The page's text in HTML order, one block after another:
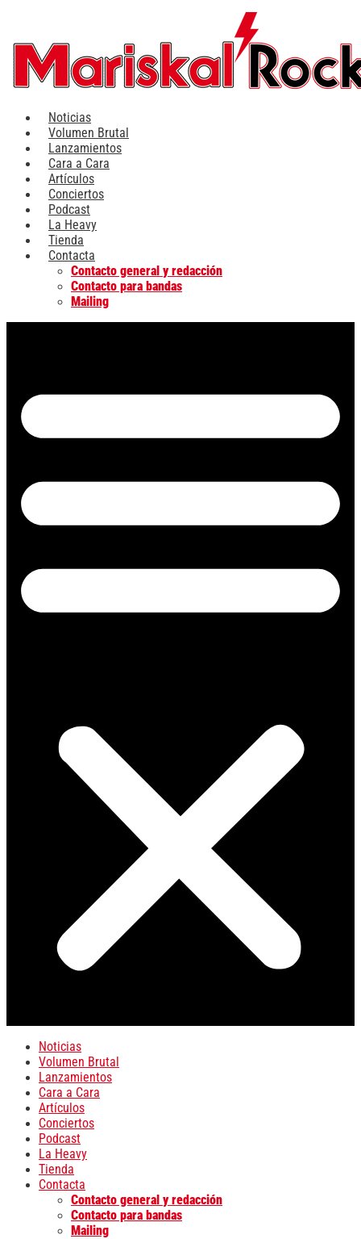
contenido
Noticias
Volumen Brutal
Lanzamientos
Cara a Cara
Artículos
Conciertos
Podcast
La Heavy
Tienda
Contacta
Contacto general y redacción
Contacto para bandas
Mailing
Noticias
Volumen Brutal
Lanzamientos
Cara a Cara
Artículos
Conciertos
Podcast
La Heavy
Tienda
Contacta
Contacto general y redacción
Contacto para bandas
Mailing